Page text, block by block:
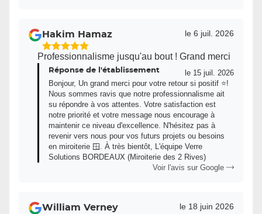
Hakim Hamaz
5
Étoiles
Sur
le 6 juil. 2026
Professionnalisme jusqu'au bout ! Grand merci
Réponse de l'établissement
le 15 juil. 2026
Bonjour, Un grand merci pour votre retour si positif ⭐️!
Nous sommes ravis que notre professionnalisme ait
su répondre à vos attentes. Votre satisfaction est
notre priorité et votre message nous encourage à
maintenir ce niveau d'excellence. N'hésitez pas à
revenir vers nous pour vos futurs projets ou besoins
en miroiterie 🪟. À très bientôt, L'équipe Verre
Solutions BORDEAUX (Miroiterie des 2 Rives)
Voir l'avis sur Google
William Verney le 18 juin 2026